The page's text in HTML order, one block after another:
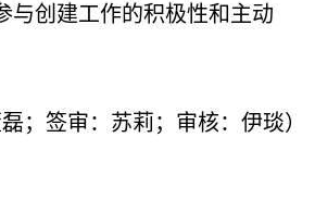
与创建工作的积极性和主动
磊；签审：苏莉；审核：伊琰）